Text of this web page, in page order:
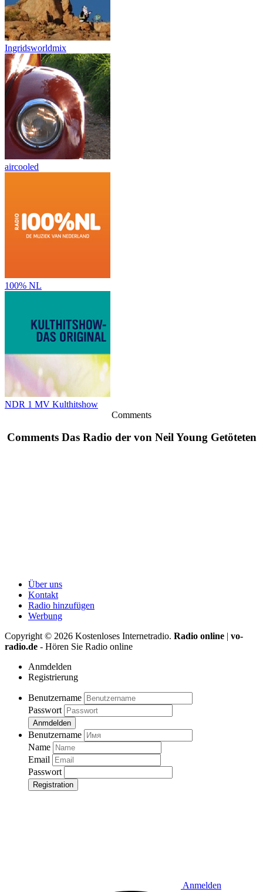
Ingridsworldmix
aircooled
100% NL
NDR 1 MV Kulthitshow
Comments
Comments Das Radio der von Neil Young Getöteten
Über uns
Kontakt
Radio hinzufügen
Werbung
Copyright © 2026 Kostenloses Internetradio. Radio online | vo-
radio.de - Hören Sie Radio online
Anmdelden
Registrierung
Benutzername
Passwort
Anmdelden
Benutzername
Name
Email
Passwort
Registration
Anmelden